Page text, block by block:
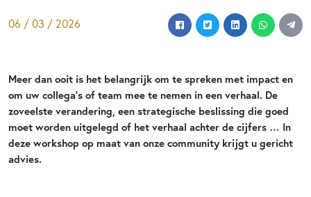
06 / 03 / 2026
Meer dan ooit is het belangrijk om te spreken met impact en
om uw collega’s of team mee te nemen in een verhaal. De
zoveelste verandering, een strategische beslissing die goed
moet worden uitgelegd of het verhaal achter de cijfers … In
deze workshop op maat van onze community krijgt u gericht
advies.